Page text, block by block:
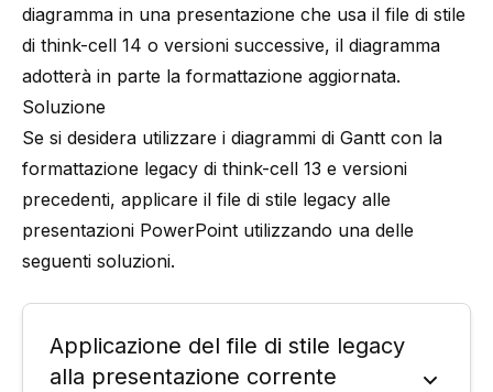
diagramma in una presentazione che usa il file di stile
di think-cell 14 o versioni successive, il diagramma
adotterà in parte la formattazione aggiornata.
Soluzione
Se si desidera utilizzare i diagrammi di Gantt con la
formattazione legacy di think-cell 13 e versioni
precedenti, applicare il file di stile legacy alle
presentazioni PowerPoint utilizzando una delle
seguenti soluzioni.
Applicazione del file di stile legacy
alla presentazione corrente